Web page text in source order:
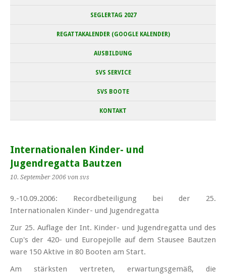
SEGLERTAG 2027
REGATTAKALENDER (GOOGLE KALENDER)
AUSBILDUNG
SVS SERVICE
SVS BOOTE
KONTAKT
Internationalen Kinder- und
Jugendregatta Bautzen
10. September 2006 von svs
9.-10.09.2006: Recordbeteiligung bei der 25.
Internationalen Kinder- und Jugendregatta
Zur 25. Auflage der Int. Kinder- und Jugendregatta und des
Cup's der 420- und Europejolle auf dem Stausee Bautzen
ware 150 Aktive in 80 Booten am Start.
Am stärksten vertreten, erwartungsgemäß, die